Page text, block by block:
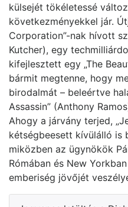
külsejét tökéletessé
következményekkel jár.
Corporation”-nak hívott
Kutcher), egy
kifejlesztett egy „The
bármit megtenne, hogy
birodalmát – beleértve
Assassin” (Anthony
Ahogy a járvány terjed,
kétségbeesett kívülálló is
miközben az ügynökök
Rómában és New
emberiség jövőjét